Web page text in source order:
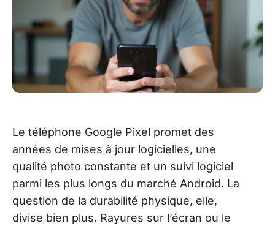
Le téléphone Google Pixel promet des
années de mises à jour logicielles, une
qualité photo constante et un suivi logiciel
parmi les plus longs du marché Android. La
question de la durabilité physique, elle,
divise bien plus. Rayures sur l’écran ou le